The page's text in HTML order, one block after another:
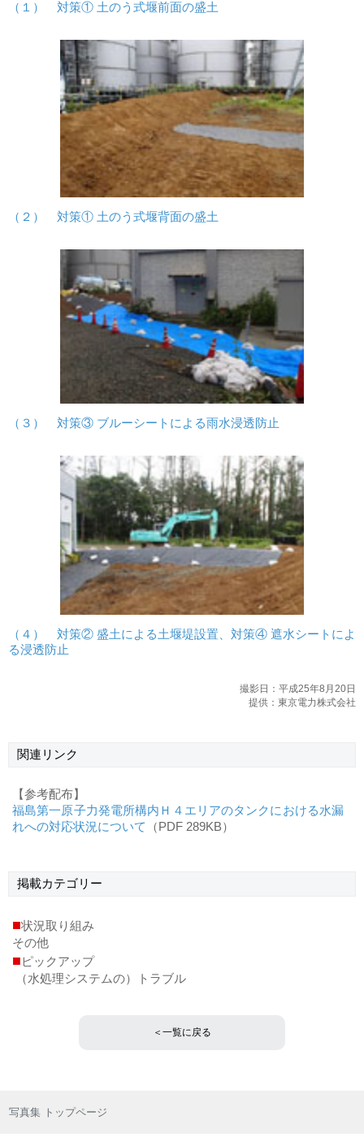
（１） 対策① 土のう式堰前面の盛土
（２） 対策① 土のう式堰背面の盛土
（３） 対策③ ブルーシートによる雨水浸透防止
（４） 対策② 盛土による土堰堤設置、対策④ 遮水シートによ
る浸透防止
撮影日：平成25年8月20日
提供：東京電力株式会社
関連リンク
【参考配布】
福島第一原子力発電所構内Ｈ４エリアのタンクにおける水漏
れへの対応状況について
（PDF 289KB）
掲載カテゴリー
■状況取り組み
その他
■ピックアップ
（水処理システムの）トラブル
＜一覧に戻る
写真集 トップページ